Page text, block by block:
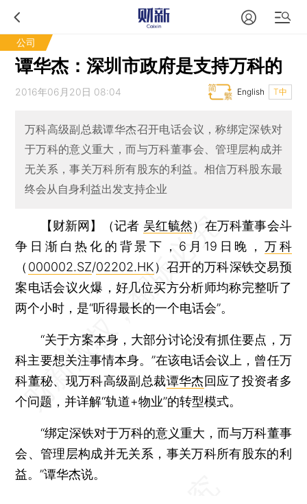
公司
谭华杰：深圳市政府是支持万科的
2016年06月20日 08:04 T中
English
万科高级副总裁谭华杰召开电话会议，称绑定深铁对
于万科的意义重大，而与万科董事会、管理层构成并
无关系，事关万科所有股东的利益。相信万科股东最
终会从自身利益出发支持企业
【财新网】（记者 吴红毓然）在万科董事会斗
争日渐白热化的背景下，6月19日晚， 万科
（ 000002.SZ/02202.HK）召开的万科深铁交易预
案电话会议火爆，好几位买方分析师均称完整听了
两个小时，是“听得最长的一个电话会”。
“关于方案本身，大部分讨论没有抓住要点，万
科主要想关注事情本身。”在该电话会议上，曾任万
科董秘、现万科高级副总裁谭华杰回应了投资者多
个问题，并详解“轨道+物业”的转型模式。
“绑定深铁对于万科的意义重大，而与万科董事
会、管理层构成并无关系，事关万科所有股东的利
益。”谭华杰说。